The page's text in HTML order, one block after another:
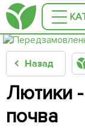
Назад
Лютики
почва